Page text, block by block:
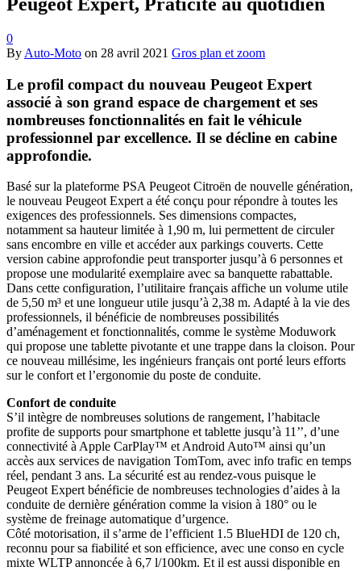
0
By Auto-Moto on 28 avril 2021 Gros plan et zoom
Le profil compact du nouveau Peugeot Expert
associé à son grand espace de chargement et ses
nombreuses fonctionnalités en fait le véhicule
professionnel par excellence. Il se décline en cabine
approfondie.
Basé sur la plateforme PSA Peugeot Citroën de nouvelle génération,
le nouveau Peugeot Expert a été conçu pour répondre à toutes les
exigences des professionnels. Ses dimensions compactes,
notamment sa hauteur limitée à 1,90 m, lui permettent de circuler
sans encombre en ville et accéder aux parkings couverts. Cette
version cabine approfondie peut transporter jusqu’à 6 personnes et
propose une modularité exemplaire avec sa banquette rabattable.
Dans cette configuration, l’utilitaire français affiche un volume utile
de 5,50 m³ et une longueur utile jusqu’à 2,38 m. Adapté à la vie des
professionnels, il bénéficie de nombreuses possibilités
d’aménagement et fonctionnalités, comme le système Moduwork
qui propose une tablette pivotante et une trappe dans la cloison. Pour
ce nouveau millésime, les ingénieurs français ont porté leurs efforts
sur le confort et l’ergonomie du poste de conduite.
Confort de conduite
S’il intègre de nombreuses solutions de rangement, l’habitacle
profite de supports pour smartphone et tablette jusqu’à 11’’, d’une
connectivité à Apple CarPlay™ et Android Auto™ ainsi qu’un
accès aux services de navigation TomTom, avec info trafic en temps
réel, pendant 3 ans. La sécurité est au rendez-vous puisque le
Peugeot Expert bénéficie de nombreuses technologies d’aides à la
conduite de dernière génération comme la vision à 180° ou le
système de freinage automatique d’urgence.
Côté motorisation, il s’arme de l’efficient 1.5 BlueHDI de 120 ch,
reconnu pour sa fiabilité et son efficience, avec une conso en cycle
mixte WLTP annoncée à 6,7 l/100km. Et il est aussi disponible en